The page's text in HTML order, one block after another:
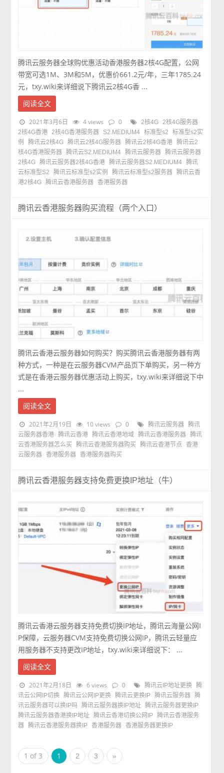
腾讯云服务器全球购优惠活动香港服务器2核4G配置，公网
带宽可选1M、3M和5M，优惠价661.2元/年，三年1785.24
元，txy.wiki来详细说下腾讯云2核4G香 ...
阅读全文
2021年3月6日 4 views 0 2核4G
2核4G服务器
2核4G香港
2核4G香港服务器 S2.MEDIUM4 标准型s2
标准型s2实
例
腾讯云2核4G 腾讯云2核4G服务器 腾讯云2核4G香港 腾讯云2
核4G香港服务器 腾讯云S2.MEDIUM4 腾讯云服务器 腾讯云服务器
2核4G 腾讯云服务器2核4G香港 腾讯云服务器S2.MEDIUM4 腾讯
云标准型S2
腾讯云标准型s2实例 腾讯云标准型s2服务器 腾讯云香
港2核4G 腾讯云香港服务器 香港服务器
腾讯云香港服务器购买流程（两个入口）
腾讯云香港云服务器如何购买？购买腾讯云香港服务器有两
种方式，一种是在云服务器CVM产品页下单购买，另一种方
式是在香港云服务器优惠活动上购买，txy.wiki来详细说下中
...
阅读全文
2021年2月19日 10 views 0 腾讯云服务器
腾讯
云服务器香港 腾讯云香港 腾讯云香港地域 腾讯云香港服务器 腾讯
云香港服务器怎么买
腾讯云香港服务器购买 腾讯云香港节点
香港
云服务器 香港服务器 香港服务器购买
腾讯云香港服务器支持免费更换IP地址（牛）
腾讯云香港云服务器支持免费切换IP地址，腾讯云海量公网I
P保障，云服务器CVM支持免费切换公网IP，腾讯云轻量应
用服务器不支持更改IP地址，txy.wiki来详细说下： ...
阅读全文
2021年2月18日 6 views 0 腾讯云IP地址更换
腾
讯云公网IP切换 腾讯云公网IP更换 腾讯云更换IP 腾讯云服务器 腾
讯云服务器可以换IP吗
腾讯云服务器换IP地址 腾讯云服务器更换IP
腾讯云服务器香港换IP地址 腾讯云香港切换公网IP 腾讯云香港服务
器 腾讯云香港服务器换IP 香港服务器 香港服务器更换IP
1 of 3 1 2 3 »